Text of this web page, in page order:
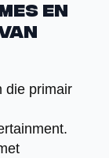
en
die primair